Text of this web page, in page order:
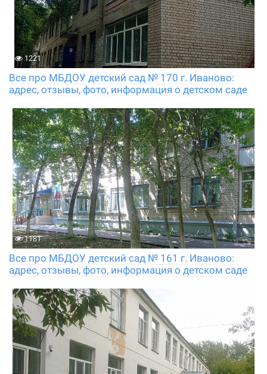
1221
Все про МБДОУ детский сад № 170 г. Иваново:
адрес, отзывы, фото, информация о детском саде
1181
Все про МБДОУ детский сад № 161 г. Иваново:
адрес, отзывы, фото, информация о детском саде